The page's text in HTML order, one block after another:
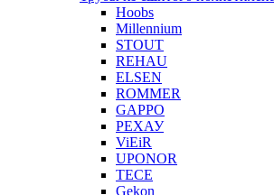
Hoobs
Millennium
STOUT
REHAU
ELSEN
ROMMER
GAPPO
РЕХАУ
ViEiR
UPONOR
TECE
Gekon